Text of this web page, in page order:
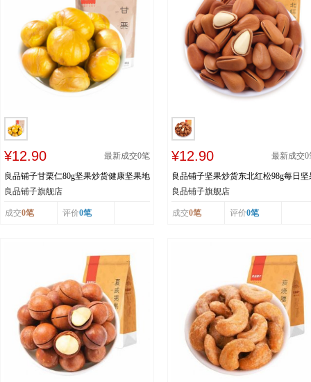
¥12.90 最新成交0笔
良品铺子甘栗仁80g坚果炒货健康坚果地
方特产
良品铺子旗舰店
成交0笔 评价0笔
¥12.90 最新成交0
良品铺子坚果炒货东北红松98g每日坚
健康坚果手剥松子
良品铺子旗舰店
成交0笔 评价0笔